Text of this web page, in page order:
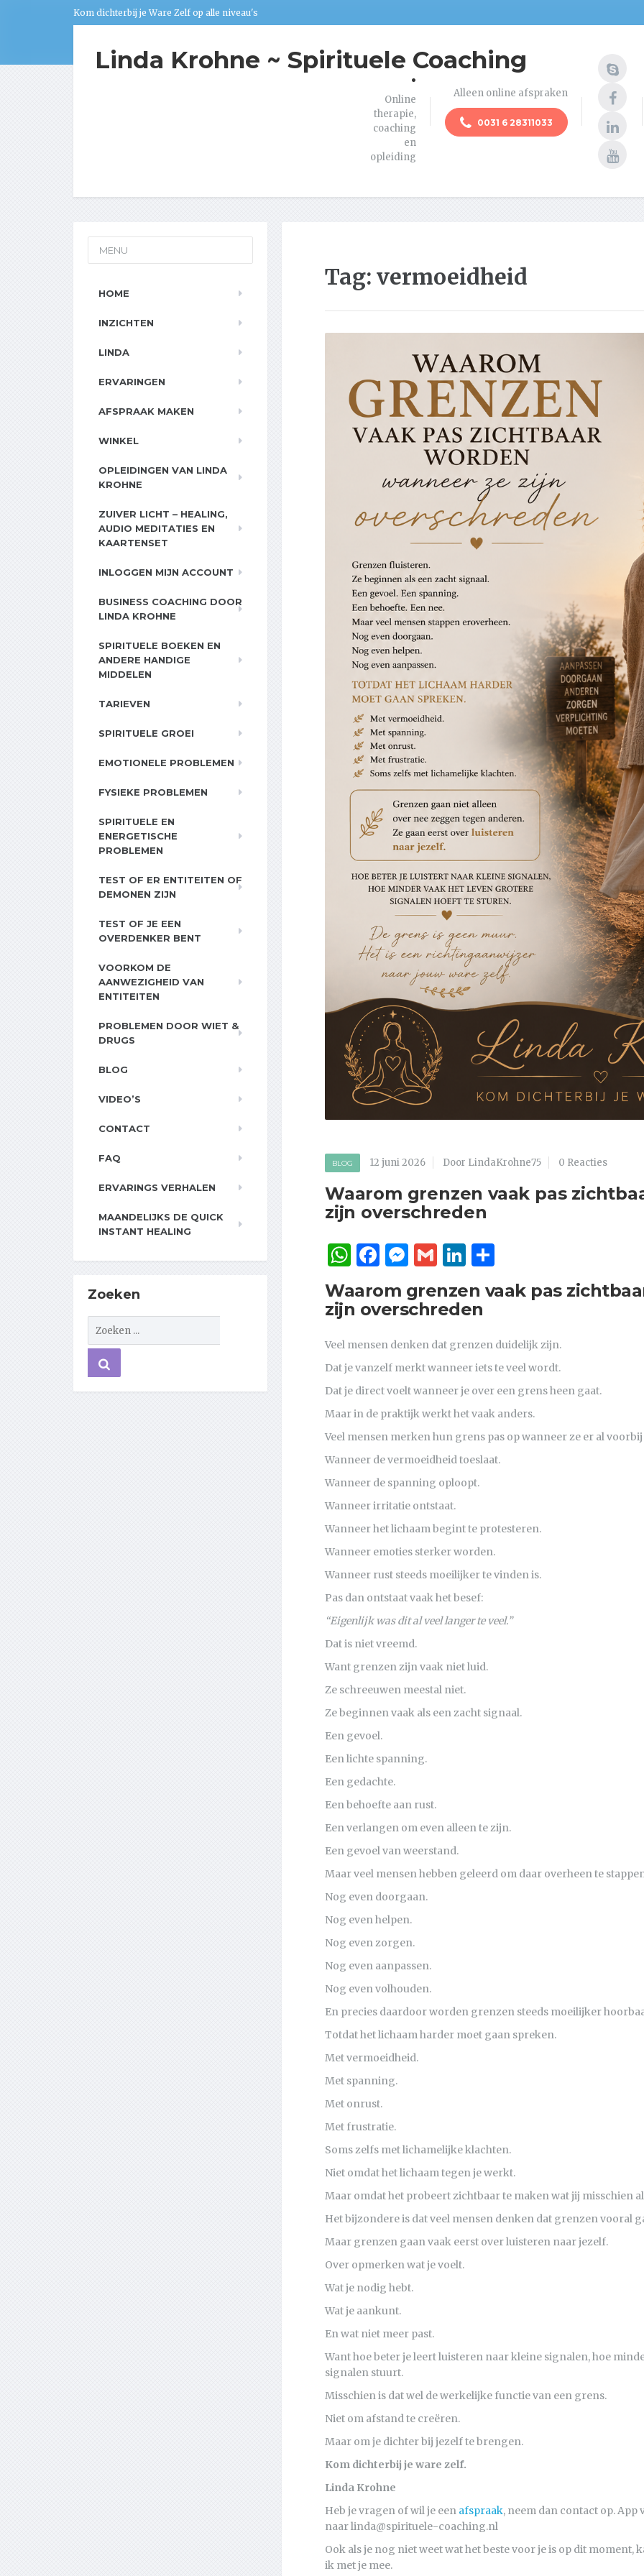
Kom dichterbij je Ware Zelf op alle niveau's
Linda Krohne ~ Spirituele Coaching
.
Online
therapie,
coaching
en
opleiding
Alleen online afspraken
0031 6 28311033
Tag: vermoeidheid
BLOG 12 juni 2026 Door LindaKrohne75 0 Reacties
Waarom grenzen vaak pas
zijn overschreden
WhatsApp
Facebook
Messenger
GmailLinkedIn
Waarom grenzen vaak pas
zijn overschreden
Veel mensen denken dat grenzen duidelijk zijn.
Dat je vanzelf merkt wanneer iets te veel wordt.
Dat je direct voelt wanneer je over een grens heen gaat.
Maar in de praktijk werkt het vaak anders.
Veel mensen merken hun grens pas op wanneer ze er al
Wanneer de vermoeidheid toeslaat.
Wanneer de spanning oploopt.
Wanneer irritatie ontstaat.
Wanneer het lichaam begint te protesteren.
Wanneer emoties sterker worden.
Wanneer rust steeds moeilijker te vinden is.
Pas dan ontstaat vaak het besef:
“Eigenlijk was dit al veel langer te veel.”
Dat is niet vreemd.
Want grenzen zijn vaak niet luid.
Ze schreeuwen meestal niet.
Ze beginnen vaak als een zacht signaal.
Een gevoel.
Een lichte spanning.
Een gedachte.
Een behoefte aan rust.
Een verlangen om even alleen te zijn.
Een gevoel van weerstand.
Maar veel mensen hebben geleerd om daar overheen te
Nog even doorgaan.
Nog even helpen.
Nog even zorgen.
Nog even aanpassen.
Nog even volhouden.
En precies daardoor worden grenzen steeds moeilijker
Totdat het lichaam harder moet gaan spreken.
Met vermoeidheid.
Met spanning.
Met onrust.
Met frustratie.
Soms zelfs met lichamelijke klachten.
Niet omdat het lichaam tegen je werkt.
Maar omdat het probeert zichtbaar te maken wat jij misschien
Het bijzondere is dat veel mensen denken dat grenzen vooral
Maar grenzen gaan vaak eerst over luisteren naar jezelf.
Over opmerken wat je voelt.
Wat je nodig hebt.
Wat je aankunt.
En wat niet meer past.
Want hoe beter je leert luisteren naar kleine signalen, hoe
signalen stuurt.
Misschien is dat wel de werkelijke functie van een grens.
Niet om afstand te creëren.
Maar om je dichter bij jezelf te brengen.
Kom dichterbij je ware zelf.
Linda Krohne
Heb je vragen of wil je een afspraak, neem dan contact op. App
naar linda@spirituele-coaching.nl
Ook als je nog niet weet wat het beste voor je is op dit
ik met je mee.
MENU
HOME
INZICHTEN
LINDA
ERVARINGEN
AFSPRAAK MAKEN
WINKEL
OPLEIDINGEN VAN LINDA
KROHNE
ZUIVER LICHT – HEALING,
AUDIO MEDITATIES EN
KAARTENSET
INLOGGEN MIJN ACCOUNT
BUSINESS COACHING DOOR
LINDA KROHNE
SPIRITUELE BOEKEN EN
ANDERE HANDIGE
MIDDELEN
TARIEVEN
SPIRITUELE GROEI
EMOTIONELE PROBLEMEN
FYSIEKE PROBLEMEN
SPIRITUELE EN
ENERGETISCHE
PROBLEMEN
TEST OF ER ENTITEITEN OF
DEMONEN ZIJN
TEST OF JE EEN
OVERDENKER BENT
VOORKOM DE
AANWEZIGHEID VAN
ENTITEITEN
PROBLEMEN DOOR WIET &
DRUGS
BLOG
VIDEO’S
CONTACT
FAQ
ERVARINGS VERHALEN
MAANDELIJKS DE QUICK
INSTANT HEALING
Zoeken